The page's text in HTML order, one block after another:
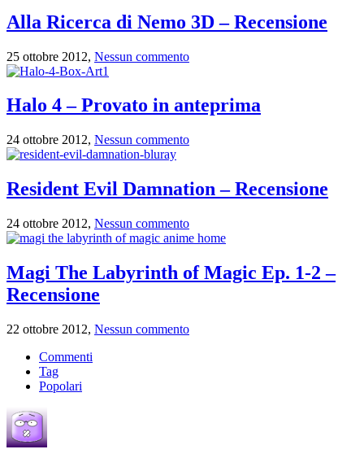
Alla Ricerca di Nemo 3D – Recensione
25 ottobre 2012, Nessun commento
Halo 4 – Provato in anteprima
24 ottobre 2012, Nessun commento
Resident Evil Damnation – Recensione
24 ottobre 2012, Nessun commento
Magi The Labyrinth of Magic Ep. 1-2 –
Recensione
22 ottobre 2012, Nessun commento
Commenti
Tag
Popolari